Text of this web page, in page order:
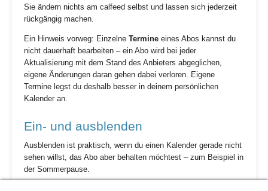
Sie ändern nichts am calfeed selbst und lassen sich jederzeit
rückgängig machen.
Ein Hinweis vorweg: Einzelne Termine eines Abos kannst du
nicht dauerhaft bearbeiten – ein Abo wird bei jeder
Aktualisierung mit dem Stand des Anbieters abgeglichen,
eigene Änderungen daran gehen dabei verloren. Eigene
Termine legst du deshalb besser in deinem persönlichen
Kalender an.
Ein- und ausblenden
Ausblenden ist praktisch, wenn du einen Kalender gerade nicht
sehen willst, das Abo aber behalten möchtest – zum Beispiel in
der Sommerpause.